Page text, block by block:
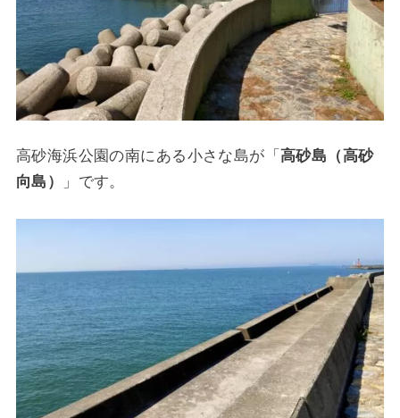
高砂海浜公園の南にある小さな島が「高砂島（高砂
向島）
」です。